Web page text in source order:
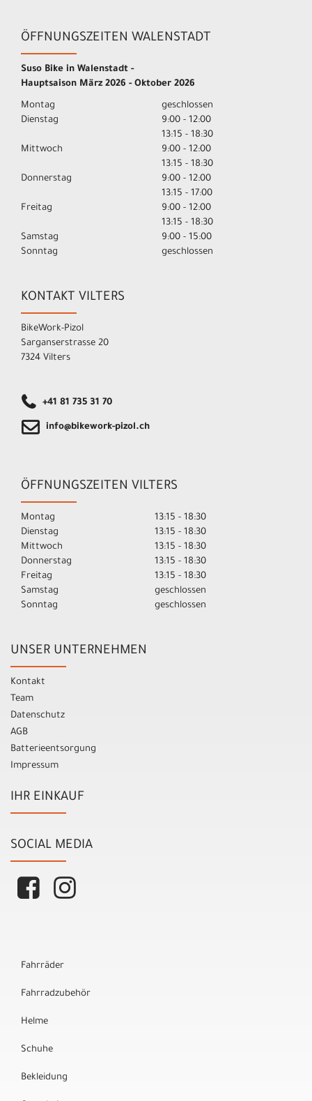
ÖFFNUNGSZEITEN WALENSTADT
Suso Bike in Walenstadt -
Hauptsaison März 2026 - Oktober 2026
Montag
geschlossen
Dienstag
9:00 - 12:00
13:15 - 18:30
Mittwoch
9:00 - 12:00
13:15 - 18:30
Donnerstag
9:00 - 12:00
13:15 - 17:00
Freitag
9:00 - 12:00
13:15 - 18:30
Samstag
9:00 - 15:00
Sonntag
geschlossen
KONTAKT VILTERS
BikeWork-Pizol
Sarganserstrasse 20
7324 Vilters
+41 81 735 31 70
info@bikework-pizol.ch
ÖFFNUNGSZEITEN VILTERS
Montag
13:15 - 18:30
Dienstag
13:15 - 18:30
Mittwoch
13:15 - 18:30
Donnerstag
13:15 - 18:30
Freitag
13:15 - 18:30
Samstag
geschlossen
Sonntag
geschlossen
UNSER UNTERNEHMEN
Kontakt
Team
Datenschutz
AGB
Batterieentsorgung
Impressum
IHR EINKAUF
SOCIAL MEDIA
Fahrräder
Fahrradzubehör
Helme
Schuhe
Bekleidung